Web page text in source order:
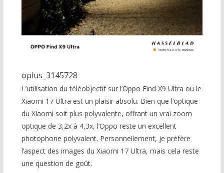
oplus_3145728
L’utilisation du téléobjectif sur l’Oppo Find X9 Ultra ou le
Xiaomi 17 Ultra est un plaisir absolu. Bien que l’optique
du Xiaomi soit plus polyvalente, offrant un vrai zoom
optique de 3,2x à 4,3x, l’Oppo reste un excellent
photophone polyvalent. Personnellement, je préfère
l’aspect des images du Xiaomi 17 Ultra, mais cela reste
une question de goût.